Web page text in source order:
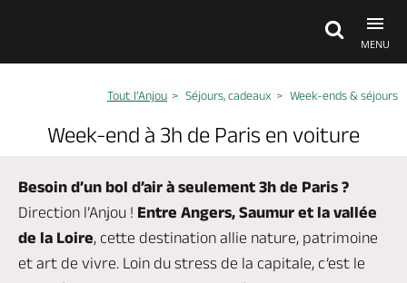
MENU
Agenda
Tout l’Anjou Séjours, cadeaux Week-ends & séjours
Week-end à 3h de Paris en voiture
Besoin d’un bol d’air à seulement 3h de Paris ?
Direction l’Anjou ! Entre Angers, Saumur et la vallée
de la Loire, cette destination allie nature, patrimoine
et art de vivre. Loin du stress de la capitale, c’est le